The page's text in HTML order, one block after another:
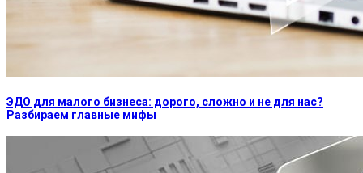
ЭДО для малого бизнеса: дорого, сложно и не для нас?
Разбираем главные мифы